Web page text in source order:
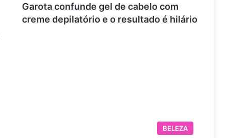
Garota confunde gel de cabelo com
creme depilatório e o resultado é hilário
BELEZA